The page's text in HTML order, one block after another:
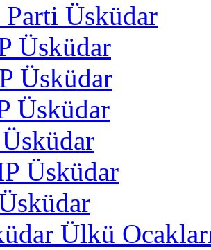
Üsküdar
Üsküdar
Üsküdar
Üsküdar
Üsküdar
Ülkü